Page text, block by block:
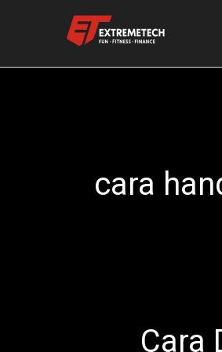
cara
Cara
Cara